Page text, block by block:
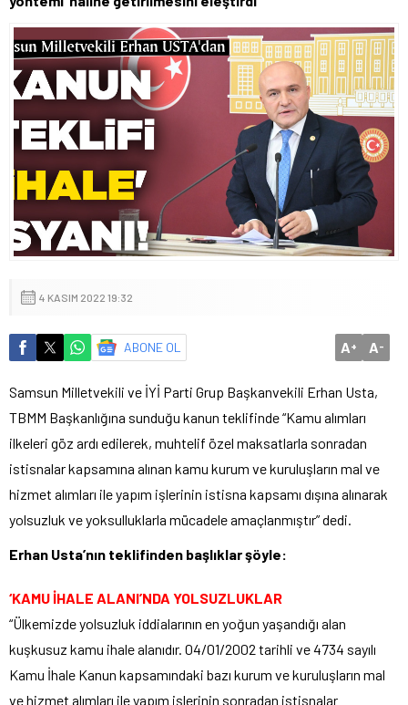
4 KASIM 2022 19:32
ABONE OL A+ A-
Samsun Milletvekili ve İYİ Parti Grup Başkanvekili Erhan Usta,
TBMM Başkanlığına sunduğu kanun teklifinde “Kamu alımları
ilkeleri göz ardı edilerek, muhtelif özel maksatlarla sonradan
istisnalar kapsamına alınan kamu kurum ve kuruluşların mal ve
hizmet alımları ile yapım işlerinin istisna kapsamı dışına alınarak
yolsuzluk ve yoksulluklarla mücadele amaçlanmıştır” dedi.
Erhan Usta’nın teklifinden başlıklar şöyle:
‘KAMU İHALE ALANI’NDA YOLSUZLUKLAR
“Ülkemizde yolsuzluk iddialarının en yoğun yaşandığı alan
kuşkusuz kamu ihale alanıdır. 04/01/2002 tarihli ve 4734 sayılı
Kamu İhale Kanun kapsamındaki bazı kurum ve kuruluşların mal
ve hizmet alımları ile yapım işlerinin sonradan istisnalar